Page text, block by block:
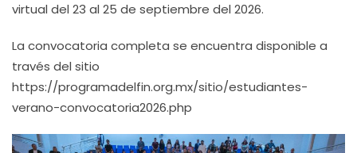
virtual del 23 al 25 de septiembre del 2026.
La convocatoria completa se encuentra disponible a
través del sitio
https://programadelfin.org.mx/sitio/estudiantes-
verano-convocatoria2026.php